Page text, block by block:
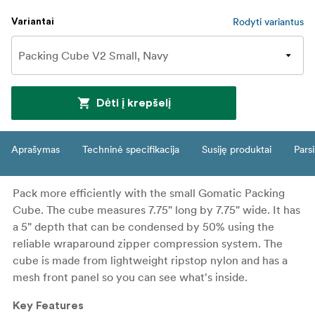
Variantai Rodyti variantus
Dėti į krepšelį
Aprašymas Techninė specifikacija Susiję produktai
Pack more efficiently with the small Gomatic Packing
Cube. The cube measures 7.75" long by 7.75" wide. It has
a 5" depth that can be condensed by 50% using the
reliable wraparound zipper compression system. The
cube is made from lightweight ripstop nylon and has a
mesh front panel so you can see what's inside.
Key Features